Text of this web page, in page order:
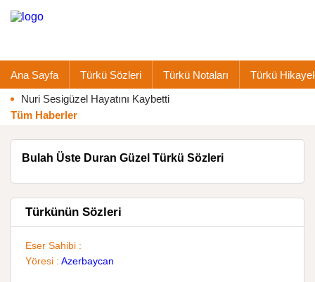
Ana Sayfa Türkü Sözleri Türkü Notaları Türkü
Nuri Sesigüzel Hayatını Kaybetti
Tüm Haberler
Bulah Üste Duran Güzel Türkü Sözleri
Türkünün Sözleri
Eser Sahibi :
Yöresi : Azerbaycan